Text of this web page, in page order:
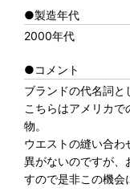
●製造年代
2000年代
●コメント
ブランドの代名詞と
こちらはアメリカ
物。
ウエストの縫い合
異がないのですが、
すので是非この機会